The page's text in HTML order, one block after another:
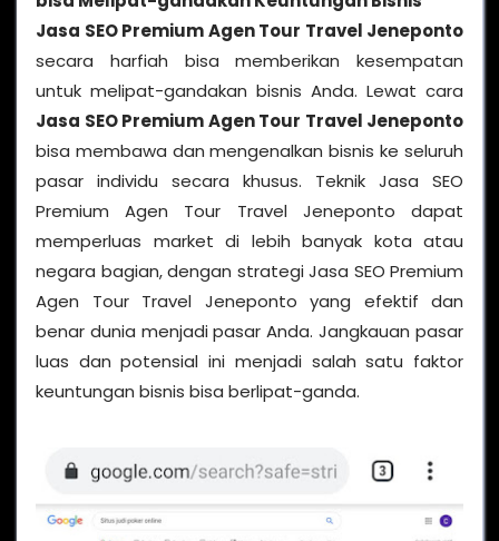
Jasa SEO Premium Agen Tour Travel Jeneponto
secara harfiah bisa memberikan kesempatan
untuk melipat-gandakan bisnis Anda. Lewat cara
Jasa SEO Premium Agen Tour Travel Jeneponto
bisa membawa dan mengenalkan bisnis ke seluruh
pasar individu secara khusus. Teknik Jasa SEO
Premium Agen Tour Travel Jeneponto dapat
memperluas market di lebih banyak kota atau
negara bagian, dengan strategi Jasa SEO Premium
Agen Tour Travel Jeneponto yang efektif dan
benar dunia menjadi pasar Anda. Jangkauan pasar
luas dan potensial ini menjadi salah satu faktor
keuntungan bisnis bisa berlipat-ganda.